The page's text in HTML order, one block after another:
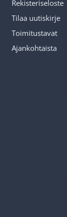
Rekisteriseloste
Tilaa uutiskirje
Toimitustavat
Ajankohtaista